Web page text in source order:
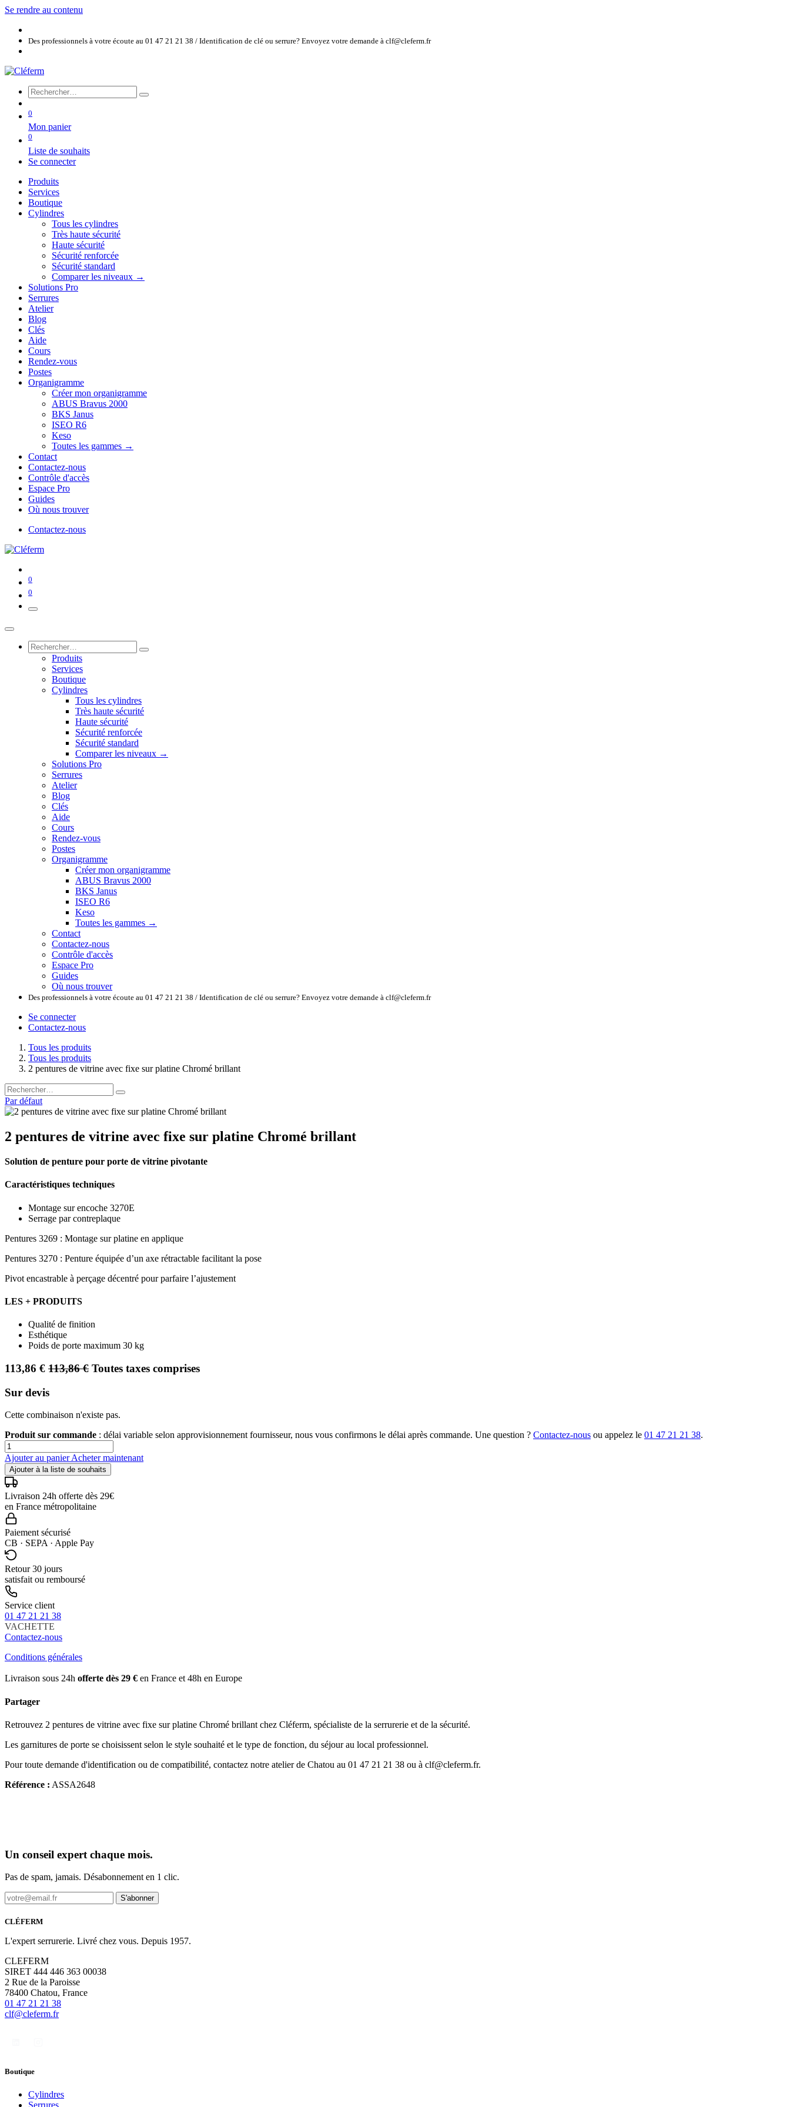
Se rendre au contenu
Des professionnels à votre écoute au 01 47 21 21 38 / Identification de clé ou serrure? Envoyez votre demande à clf@cleferm.fr
0
Mon panier
0
Liste de souhaits
Se connecter
Produits
Services
Boutique
Cylindres
Tous les cylindres
Très haute sécurité
Haute sécurité
Sécurité renforcée
Sécurité standard
Comparer les niveaux →
Solutions Pro
Serrures
Atelier
Blog
Clés
Aide
Cours
Rendez-vous
Postes
Organigramme
Créer mon organigramme
ABUS Bravus 2000
BKS Janus
ISEO R6
Keso
Toutes les gammes →
Contact
Contactez-nous
Contrôle d'accès
Espace Pro
Guides
Où nous trouver
Contactez-nous
0
0
Produits
Services
Boutique
Cylindres
Tous les cylindres
Très haute sécurité
Haute sécurité
Sécurité renforcée
Sécurité standard
Comparer les niveaux →
Solutions Pro
Serrures
Atelier
Blog
Clés
Aide
Cours
Rendez-vous
Postes
Organigramme
Créer mon organigramme
ABUS Bravus 2000
BKS Janus
ISEO R6
Keso
Toutes les gammes →
Contact
Contactez-nous
Contrôle d'accès
Espace Pro
Guides
Où nous trouver
Des professionnels à votre écoute au 01 47 21 21 38 / Identification de clé ou serrure? Envoyez votre demande à clf@cleferm.fr
Se connecter
Contactez-nous
Tous les produits
Tous les produits
2 pentures de vitrine avec fixe sur platine Chromé brillant
Par défaut
2 pentures de vitrine avec fixe sur platine Chromé brillant
Solution de penture pour porte de vitrine pivotante
Caractéristiques techniques
Montage sur encoche 3270E
Serrage par contreplaque
Pentures 3269 : Montage sur platine en applique
Pentures 3270 : Penture équipée d’un axe rétractable facilitant la pose
Pivot encastrable à perçage décentré pour parfaire l’ajustement
LES + PRODUITS
Qualité de finition
Esthétique
Poids de porte maximum 30 kg
113,86 € 113,86€ Toutes taxes comprises
Sur devis
Cette combinaison n'existe pas.
Produit sur commande : délai variable selon approvisionnement fournisseur, nous vous confirmons le délai après commande. Une question ? Contactez-nous ou appelez le 01 47 21 21 38.
Ajouter au panierAcheter maintenant
Ajouter à la liste de souhaits
Livraison 24h offerte dès 29€
en France métropolitaine
Paiement sécurisé
CB · SEPA · Apple Pay
Retour 30 jours
satisfait ou remboursé
Service client
01 47 21 21 38
VACHETTE
Contactez-nous
Conditions générales
Livraison sous 24h offerte dès 29 € en France et 48h en Europe
Partager
Retrouvez 2 pentures de vitrine avec fixe sur platine Chromé brillant chez Cléferm, spécialiste de la serrurerie et de la sécurité.
Les garnitures de porte se choisissent selon le style souhaité et le type de fonction, du séjour au local professionnel.
Pour toute demande d'identification ou de compatibilité, contactez notre atelier de Chatou au 01 47 21 21 38 ou à clf@cleferm.fr.
Référence : ASSA2648
Un conseil expert chaque mois.
Pas de spam, jamais. Désabonnement en 1 clic.
S'abonner
CLÉFERM
L'expert serrurerie. Livré chez vous. Depuis 1957.
CLEFERM
SIRET 444 446 363 00038
2 Rue de la Paroisse
78400 Chatou, France
01 47 21 21 38
clf@cleferm.fr
Boutique
Cylindres
Serrures